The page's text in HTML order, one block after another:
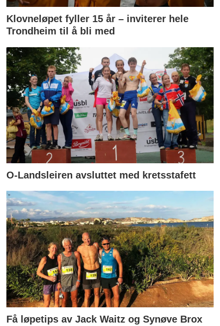
Klovneløpet fyller 15 år – inviterer hele
Trondheim til å bli med
O-Landsleiren avsluttet med kretsstafett
Få løpetips av Jack Waitz og Synøve Brox